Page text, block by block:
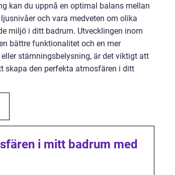
kan du uppnå en optimal balans mellan
och vara medveten om olika
miljö i ditt badrum. Utvecklingen inom
bättre funktionalitet och en mer
stämningsbelysning, är det viktigt att
skapa den perfekta atmosfären i ditt
i mitt badrum med